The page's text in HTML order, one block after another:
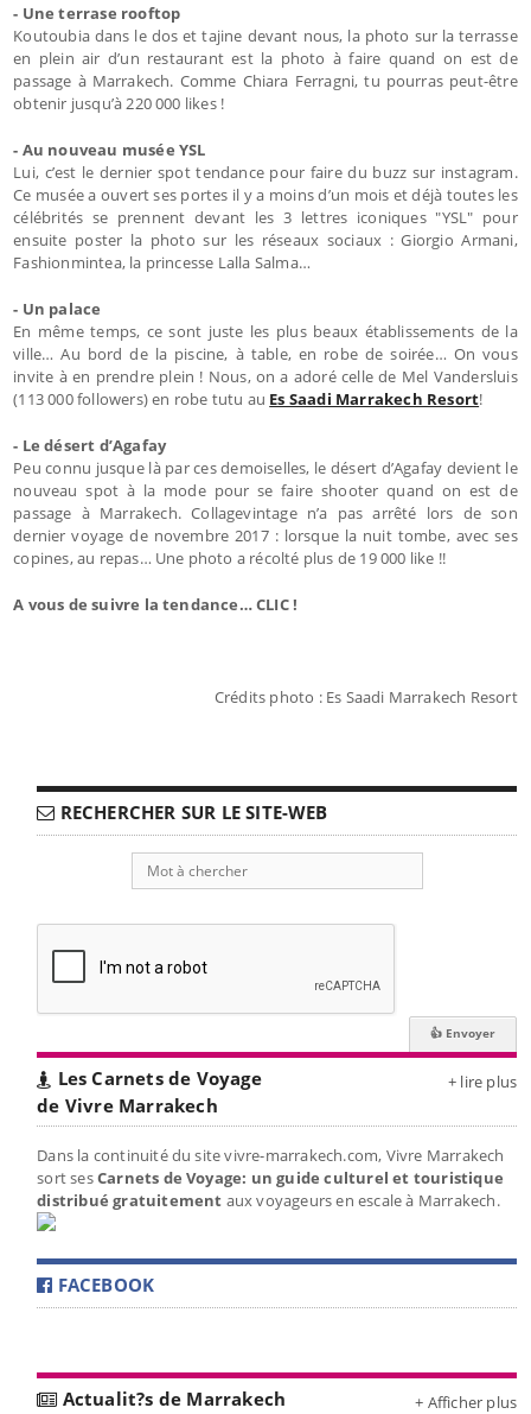
- Une terrase rooftop
Koutoubia dans le dos et tajine devant nous, la photo sur la terrasse
en plein air d’un restaurant est la photo à faire quand on est de
passage à Marrakech. Comme Chiara Ferragni, tu pourras peut-être
obtenir jusqu’à 220 000 likes !
- Au nouveau musée YSL
Lui, c’est le dernier spot tendance pour faire du buzz sur instagram.
Ce musée a ouvert ses portes il y a moins d’un mois et déjà toutes les
célébrités se prennent devant les 3 lettres iconiques "YSL" pour
ensuite poster la photo sur les réseaux sociaux : Giorgio Armani,
Fashionmintea, la princesse Lalla Salma…
- Un palace
En même temps, ce sont juste les plus beaux établissements de la
ville… Au bord de la piscine, à table, en robe de soirée… On vous
invite à en prendre plein ! Nous, on a adoré celle de Mel Vandersluis
(113 000 followers) en robe tutu au Es Saadi Marrakech Resort!
- Le désert d’Agafay
Peu connu jusque là par ces demoiselles, le désert d’Agafay devient le
nouveau spot à la mode pour se faire shooter quand on est de
passage à Marrakech. Collagevintage n’a pas arrêté lors de son
dernier voyage de novembre 2017 : lorsque la nuit tombe, avec ses
copines, au repas… Une photo a récolté plus de 19 000 like !!
A vous de suivre la tendance… CLIC !
Crédits photo : Es Saadi Marrakech Resort
RECHERCHER SUR LE SITE-WEB
Les Carnets de Voyage
de Vivre Marrakech
+ lire plus
Dans la continuité du site vivre-marrakech.com, Vivre Marrakech
sort sesCarnets de Voyage: un guide culturel et touristique
distribué gratuitement aux voyageurs en escale à Marrakech.
FACEBOOK
Actualit?s de Marrakech + Afficher plus